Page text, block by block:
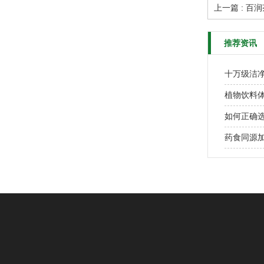
上一篇 : 百
推荐资讯
植物饮料
如何正确
药食同源